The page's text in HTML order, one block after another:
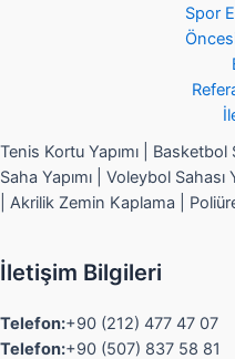
Spor
Tenis Kortu Yapımı | Basketbol
Saha Yapımı | Voleybol Sahası
| Akrilik Zemin Kaplama |
İletişim Bilgileri
Telefon:+90 (212) 477 47 07
Telefon:+90 (507) 837 58 81